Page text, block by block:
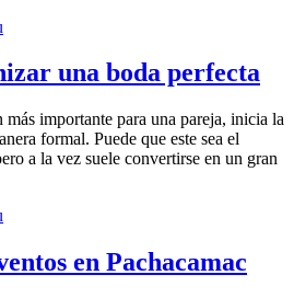
una boda perfecta
importante para una pareja, inicia la
formal. Puede que este sea el
a la vez suele convertirse en un gran
en Pachacamac